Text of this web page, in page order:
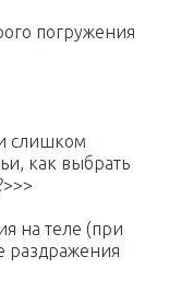
погружения
слишком
как выбрать
на теле (при
раздражения